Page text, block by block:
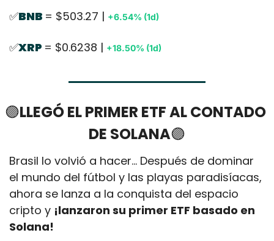
✅BNB = $503.27 | +6.54% (1d)
✅XRP = $0.6238 | +18.50% (1d)
🟣LLEGÓ EL PRIMER ETF AL CONTADO
DE SOLANA🟣
Brasil lo volvió a hacer… Después de dominar
el mundo del fútbol y las playas paradisíacas,
ahora se lanza a la conquista del espacio
cripto y ¡lanzaron su primer ETF basado en
Solana!